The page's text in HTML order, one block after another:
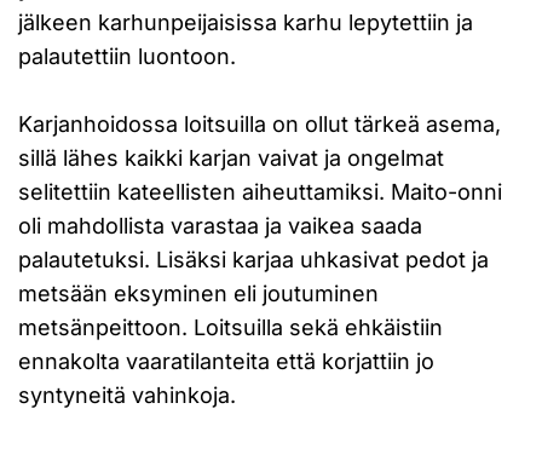
jälkeen karhunpeijaisissa karhu lepytettiin ja
palautettiin luontoon.
Karjanhoidossa loitsuilla on ollut tärkeä asema,
sillä lähes kaikki karjan vaivat ja ongelmat
selitettiin kateellisten aiheuttamiksi. Maito-onni
oli mahdollista varastaa ja vaikea saada
palautetuksi. Lisäksi karjaa uhkasivat pedot ja
metsään eksyminen eli joutuminen
metsänpeittoon. Loitsuilla sekä ehkäistiin
ennakolta vaaratilanteita että korjattiin jo
syntyneitä vahinkoja.